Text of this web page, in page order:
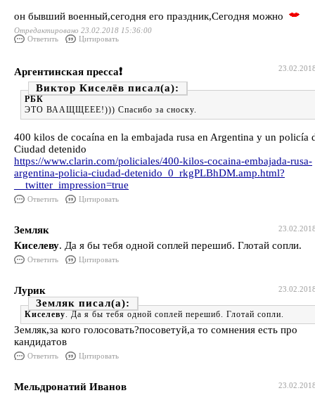
он бывший военный,сегодня его праздник,Сегодня можно
Отредактировано 23.02.2018 15:36:00
Ответить
Цитировать
Аргентинская пресса❗️
Виктор Киселёв
РБК
ЭТО ВААЩЩЕЕЕ!))) Спасибо за сноску.
400 kilos de cocaína en la embajada rusa en Argentina y un policía
Ciudad detenido
https://www.clarin.com/policiales/400-kilos-cocaina-embajada-rusa-
argentina-policia-ciudad-detenido_0_rkgPLBhDM.amp.html?
__twitter_impression=true
Ответить Цитировать
Земляк
Киселеву. Да я бы тебя одной соплей перешиб. Глотай сопли.
Ответить Цитировать
Лурик
Земляк
Киселеву. Да я бы тебя одной соплей перешиб. Глотай сопли.
Земляк,за кого голосовать?посоветуй,а то сомнения есть про
кандидатов
Ответить Цитировать
Мельдронатий Иванов